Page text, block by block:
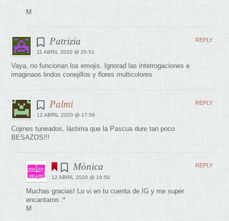
M
Patrizia
11 ABRIL 2020 @ 20:51
Vaya, no funcionan los emojis. Ignorad las interrogaciones e
imaginaos lindos conejillos y flores multicolores
REPLY
Palmi
12 ABRIL 2020 @ 17:56
Cojines tuneados, lástima que la Pascua dure tan poco
BESAZOS!!!
REPLY
Mònica
12 ABRIL 2020 @ 19:50
Muchas gracias! Lo vi en tu cuenta de IG y me super
encantaron :*
M
REPLY